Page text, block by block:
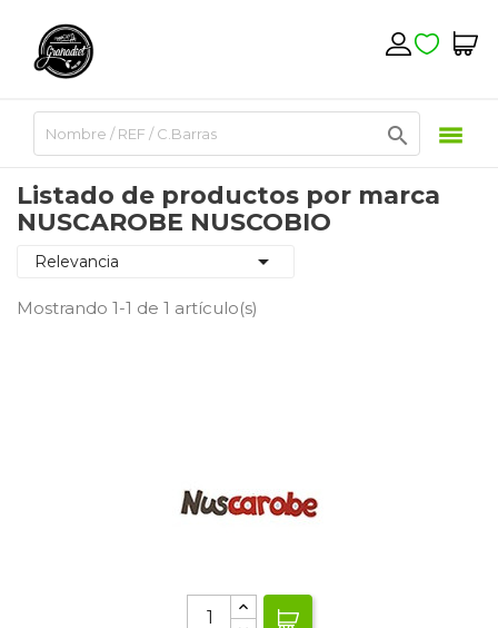

Listado de productos por marca
NUSCAROBE NUSCOBIO
Relevancia 
Mostrando 1-1 de 1 artículo(s)